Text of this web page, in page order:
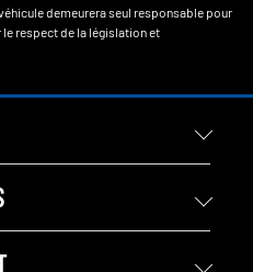
demeurera seul responsable pour
respect de la législation et